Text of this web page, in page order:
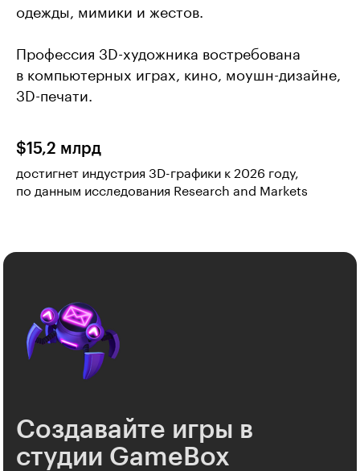
одежды, мимики и жестов.
Профессия 3D-художника востребована
в компьютерных играх, кино, моушн-дизайне,
3D-печати.
$15,2 млрд
достигнет индустрия 3D-графики к 2026 году,
по данным исследования Research and Markets
Создавайте игры в
студии GameBox